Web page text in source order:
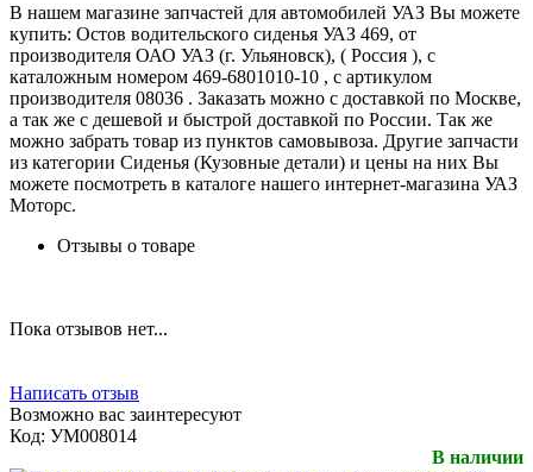
В нашем магазине запчастей для автомобилей УАЗ Вы можете
купить: Остов водительского сиденья УАЗ 469, от
производителя ОАО УАЗ (г. Ульяновск), ( Россия ), с
каталожным номером 469-6801010-10 , с артикулом
производителя 08036 . Заказать можно с доставкой по Москве,
а так же с дешевой и быстрой доставкой по России. Так же
можно забрать товар из пунктов самовывоза. Другие запчасти
из категории Сиденья (Кузовные детали) и цены на них Вы
можете посмотреть в каталоге нашего интернет-магазина УАЗ
Моторс.
Отзывы о товаре
Пока отзывов нет...
Написать отзыв
Возможно вас заинтересуют
Код: УМ008014
В наличии